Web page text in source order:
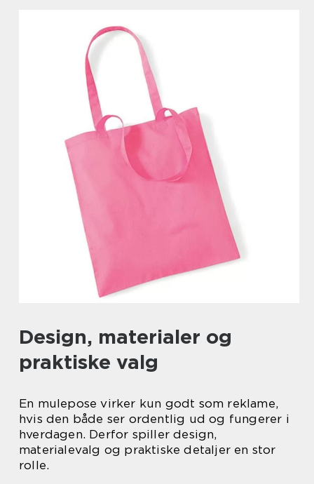
Design, materialer og
praktiske valg
En mulepose virker kun godt som reklame,
hvis den både ser ordentlig ud og fungerer i
hverdagen. Derfor spiller design,
materialevalg og praktiske detaljer en stor
rolle.